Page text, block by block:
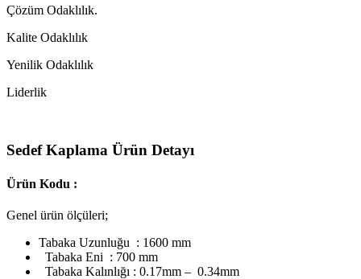
Çözüm Odaklılık.
Kalite Odaklılık
Yenilik Odaklılık
Liderlik
Sedef Kaplama Ürün Detayı
Ürün Kodu :
Genel ürün ölçüleri;
Tabaka Uzunluğu : 1600 mm
Tabaka Eni : 700 mm
Tabaka Kalınlığı : 0.17mm – 0.34mm